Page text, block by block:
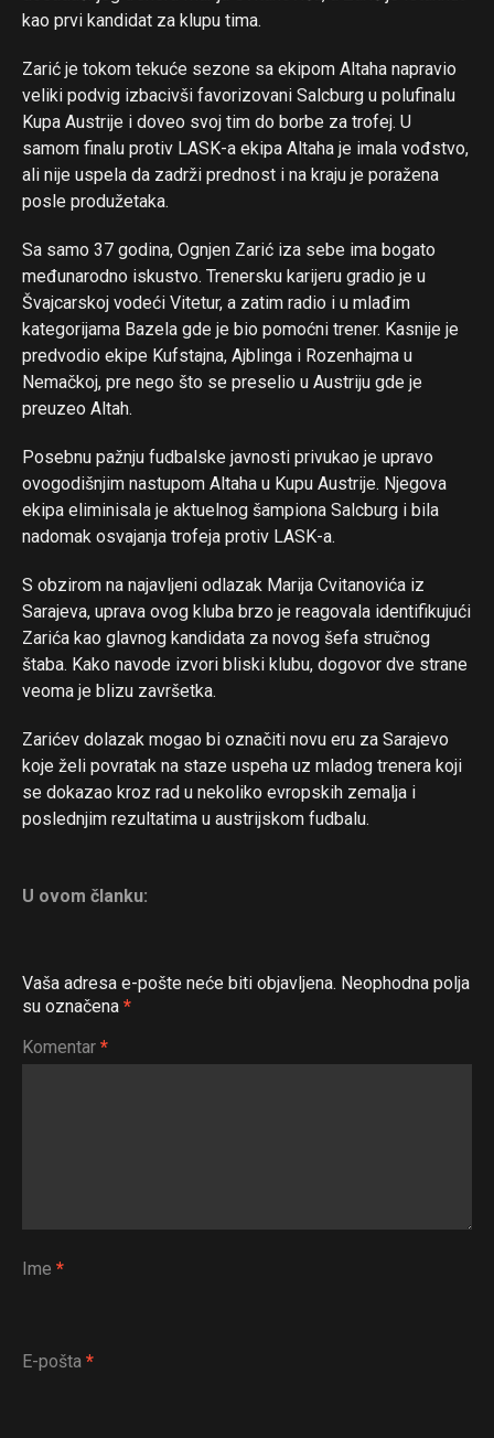
kao prvi kandidat za klupu tima.
Zarić je tokom tekuće sezone sa ekipom Altaha napravio
veliki podvig izbacivši favorizovani Salcburg u polufinalu
Kupa Austrije i doveo svoj tim do borbe za trofej. U
samom finalu protiv LASK-a ekipa Altaha je imala vođstvo,
ali nije uspela da zadrži prednost i na kraju je poražena
posle produžetaka.
Sa samo 37 godina, Ognjen Zarić iza sebe ima bogato
međunarodno iskustvo. Trenersku karijeru gradio je u
Švajcarskoj vodeći Vitetur, a zatim radio i u mlađim
kategorijama Bazela gde je bio pomoćni trener. Kasnije je
predvodio ekipe Kufstajna, Ajblinga i Rozenhajma u
Nemačkoj, pre nego što se preselio u Austriju gde je
preuzeo Altah.
Posebnu pažnju fudbalske javnosti privukao je upravo
ovogodišnjim nastupom Altaha u Kupu Austrije. Njegova
ekipa eliminisala je aktuelnog šampiona Salcburg i bila
nadomak osvajanja trofeja protiv LASK-a.
S obzirom na najavljeni odlazak Marija Cvitanovića iz
Sarajeva, uprava ovog kluba brzo je reagovala identifikujući
Zarića kao glavnog kandidata za novog šefa stručnog
štaba. Kako navode izvori bliski klubu, dogovor dve strane
veoma je blizu završetka.
Zarićev dolazak mogao bi označiti novu eru za Sarajevo
koje želi povratak na staze uspeha uz mladog trenera koji
se dokazao kroz rad u nekoliko evropskih zemalja i
poslednjim rezultatima u austrijskom fudbalu.
U ovom članku:
Vaša adresa e-pošte neće biti objavljena. Neophodna polja
su označena *
Komentar *
Ime *
E-pošta *